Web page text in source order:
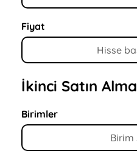
Fiyat
İkinci Satın Alma
Birimler